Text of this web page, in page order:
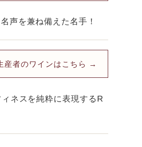
声を兼ね備えた名手！
産者のワインはこちら →
ネスを純粋に表現するR